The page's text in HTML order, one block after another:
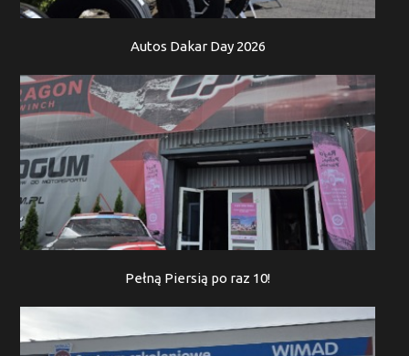
Autos Dakar Day 2026
Pełną Piersią po raz 10!